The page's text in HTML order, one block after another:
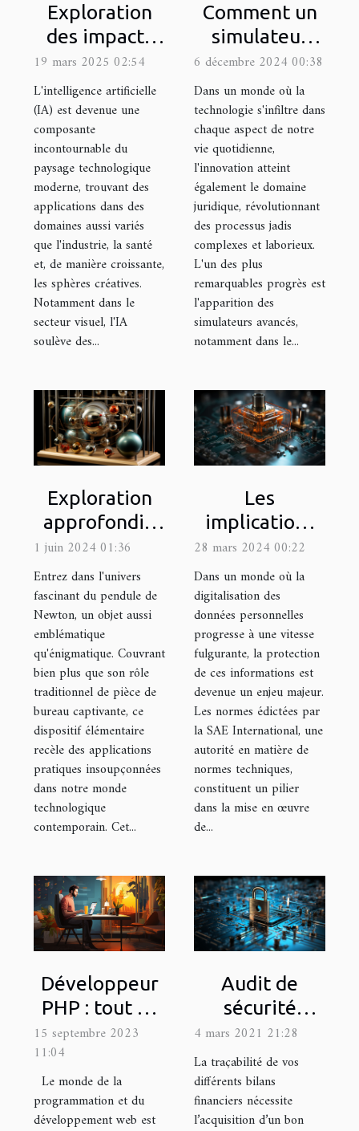
Exploration
des impacts
de l'IA sur la
créativité
dans le
secteur visuel
19 mars 2025 02:54
L'intelligence artificielle
(IA) est devenue une
composante
incontournable du
paysage technologique
moderne, trouvant des
applications dans des
domaines aussi variés
que l'industrie, la santé
et, de manière croissante,
les sphères créatives.
Notamment dans le
secteur visuel, l'IA
soulève des...
Comment un
simulateur
avancé
transforme le
calcul de
pension
alimentaire
6 décembre 2024 00:38
Dans un monde où la
technologie s'infiltre dans
chaque aspect de notre
vie quotidienne,
l'innovation atteint
également le domaine
juridique, révolutionnant
des processus jadis
complexes et laborieux.
L'un des plus
remarquables progrès est
l'apparition des
simulateurs avancés,
notamment dans le...
Exploration
approfondie
des
applications
pratiques du
pendule de
Newton dans
la technologie
moderne
1 juin 2024 01:36
Entrez dans l'univers
fascinant du pendule de
Newton, un objet aussi
emblématique
qu'énigmatique. Couvrant
bien plus que son rôle
traditionnel de pièce de
bureau captivante, ce
dispositif élémentaire
recèle des applications
pratiques insoupçonnées
dans notre monde
technologique
contemporain. Cet...
Les
implications
de la
conformité
aux normes
SAE pour la
protection des
données
personnelles
28 mars 2024 00:22
Dans un monde où la
digitalisation des
données personnelles
progresse à une vitesse
fulgurante, la protection
de ces informations est
devenue un enjeu majeur.
Les normes édictées par
la SAE International, une
autorité en matière de
normes techniques,
constituent un pilier
dans la mise en œuvre
de...
Développeur
PHP : tout ce
qu’il importe
de savoir
15 septembre 2023
11:04
Le monde de la
programmation et du
développement web est
Audit de
sécurité
informatique :
Que devriez-
savoir sur sa
réalisation ?
4 mars 2021 21:28
La traçabilité de vos
différents bilans
financiers nécessite
l’acquisition d’un bon